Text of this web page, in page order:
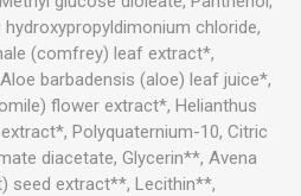
chloride,
(comfrey) leaf extract*,
barbadensis (aloe) leaf juice*,
flower extract*, Helianthus
Polyquaternium-10, Citric
diacetate, Glycerin**, Avena
seed extract**, Lecithin**,